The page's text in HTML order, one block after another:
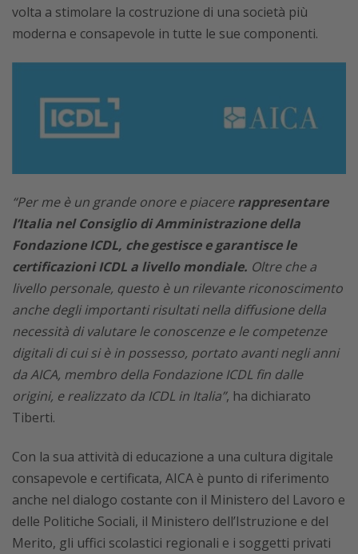
volta a stimolare la costruzione di una società più
moderna e consapevole in tutte le sue componenti.
“Per me è un grande onore e piacererappresentare
l’Italia nel Consiglio di Amministrazione della
Fondazione ICDL, che gestisce e garantisce le
certificazioni ICDL a livello mondiale. Oltre che a
livello personale, questo è un rilevante riconoscimento
anche degli importanti risultati nella diffusione della
necessità di valutare le conoscenze e le competenze
digitali di cui si è in possesso, portato avanti negli anni
da AICA, membro della Fondazione ICDL fin dalle
origini, e realizzato da ICDL in Italia”, ha dichiarato
Tiberti.
Con la sua attività di educazione a una cultura digitale
consapevole e certificata, AICA è punto di riferimento
anche nel dialogo costante con il Ministero del Lavoro e
delle Politiche Sociali, il Ministero dell’Istruzione e del
Merito, gli uffici scolastici regionali e i soggetti privati